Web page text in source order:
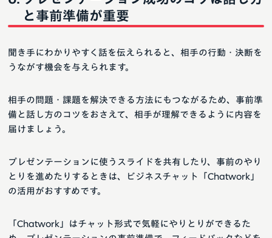
と事前準備が重要
聞き手にわかりやすく話を伝えられると、相手の行動・決断を
うながす機会を与えられます。
相手の問題・課題を解決できる方法にもつながるため、事前準
備と話し方のコツをおさえて、相手が理解できるように内容を
届けましょう。
プレゼンテーションに使うスライドを共有したり、事前のやり
とりを進めたりするときは、ビジネスチャット「Chatwork」
の活用がおすすめです。
「Chatwork」はチャット形式で気軽にやりとりができるた